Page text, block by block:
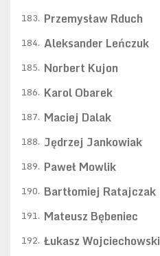
183. Przemysław Rduch
184. Aleksander Leńczuk
185. Norbert Kujon
186. Karol Obarek
187. Maciej Dalak
188. Jędrzej Jankowiak
189. Paweł Mowlik
190. Bartłomiej Ratajczak
191. Mateusz Bębeniec
192. Łukasz Wojciechowski